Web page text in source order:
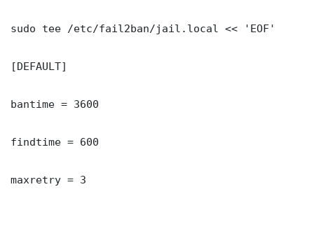
sudo tee /etc/fail2ban/jail.local << 'EOF'
[DEFAULT]
bantime = 3600
findtime = 600
maxretry = 3